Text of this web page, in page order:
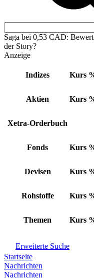
Saga bei 0,53 CAD:
der Story?
Anzeige
Indizes Kurs
Aktien Kurs
Xetra-Orderbuch
Fonds Kurs
Devisen Kurs
Rohstoffe Kurs
Themen Kurs
Erweiterte Suche
Startseite
Nachrichten
Nachrichten